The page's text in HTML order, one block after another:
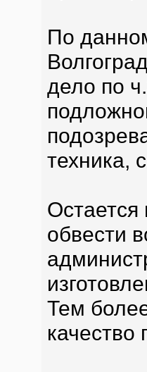
По
дело по
техника,
обвести
Тем